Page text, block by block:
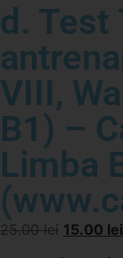
d. Test
VIII,
B1) –
Limba
25.00lei 15.00 lei